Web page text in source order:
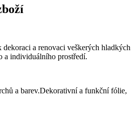
a renovaci veškerých hladkých
a individuálního prostředí.
a barev.Dekorativní a funkční fólie,